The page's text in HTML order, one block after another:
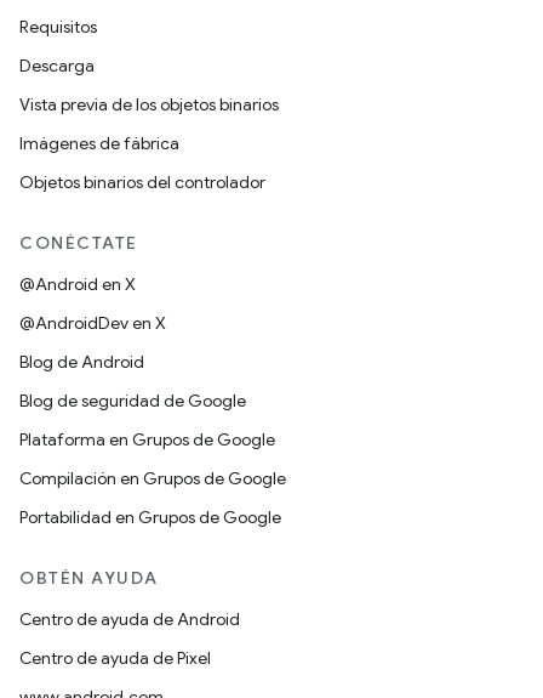
Requisitos
Descarga
Vista previa de los objetos binarios
Imágenes de fábrica
Objetos binarios del controlador
CONÉCTATE
@Android en X
@AndroidDev en X
Blog de Android
Blog de seguridad de Google
Plataforma en Grupos de Google
Compilación en Grupos de Google
Portabilidad en Grupos de Google
OBTÉN AYUDA
Centro de ayuda de Android
Centro de ayuda de Pixel